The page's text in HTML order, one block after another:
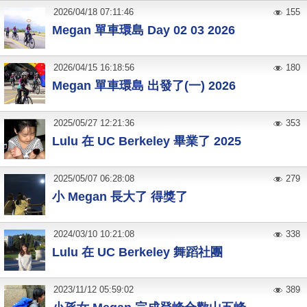
Megan 單車環島 Day 02 03 2026
2026/04/18 07:11:46 155
Megan 單車環島 出發了(一) 2026
2026/04/15 16:18:56 180
Lulu 在 UC Berkeley 畢業了 2025
2025/05/27 12:21:36 353
小 Megan 長大了 得獎了
2025/05/07 06:28:08 279
Lulu 在 UC Berkeley 舞蹈社團
2024/03/10 10:21:08 338
2023/11/12 05:59:02 389